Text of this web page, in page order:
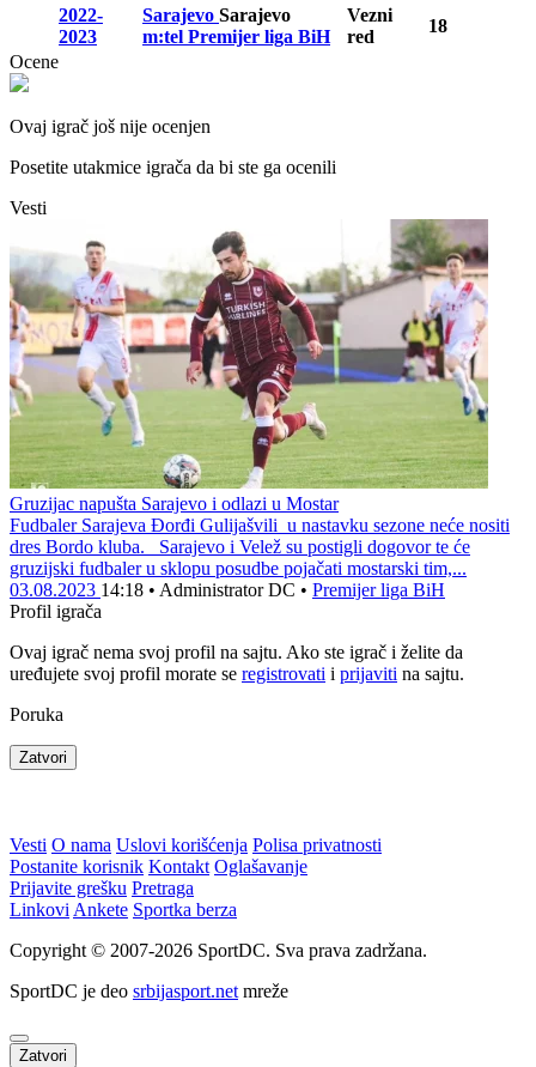
2022-
2023
Sarajevo Sarajevo
m:tel Premijer liga BiH
Vezni
red
18
Ocene
Ovaj igrač još nije ocenjen
Posetite utakmice igrača da bi ste ga ocenili
Vesti
Gruzijac napušta Sarajevo i odlazi u Mostar
Fudbaler Sarajeva Đorđi Gulijašvili u nastavku sezone neće nositi
dres Bordo kluba. Sarajevo i Velež su postigli dogovor te će
gruzijski fudbaler u sklopu posudbe pojačati mostarski tim,...
03.08.2023 14:18 • Administrator DC • Premijer liga BiH
Profil igrača
Ovaj igrač nema svoj profil na sajtu. Ako ste igrač i želite da
uređujete svoj profil morate se registrovati i prijaviti na sajtu.
Poruka
Zatvori
Vesti O nama Uslovi korišćenja Polisa privatnosti
Postanite korisnik Kontakt Oglašavanje
Prijavite grešku Pretraga
Linkovi Ankete Sportka berza
Copyright © 2007-2026 SportDC. Sva prava zadržana.
SportDC je deo srbijasport.net mreže
Zatvori